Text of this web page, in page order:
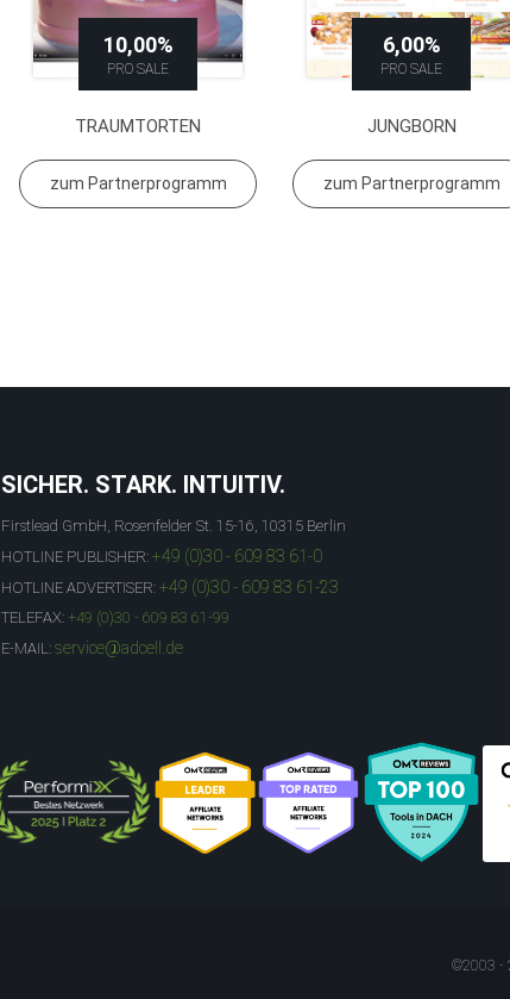
10,00%
PRO SALE
TRAUMTORTEN
zum Partnerprogramm
6,00%
PRO SALE
JUNGBORN
zum Partnerprogramm
SICHER. STARK. INTUITIV.
Firstlead GmbH, Rosenfelder St. 15-16, 10315 Berlin
HOTLINE PUBLISHER: +49 (0)30 - 609 83 61-0
HOTLINE ADVERTISER: +49 (0)30 - 609 83 61-23
TELEFAX: +49 (0)30 - 609 83 61-99
E-MAIL: service@adcell.de
©2003 -